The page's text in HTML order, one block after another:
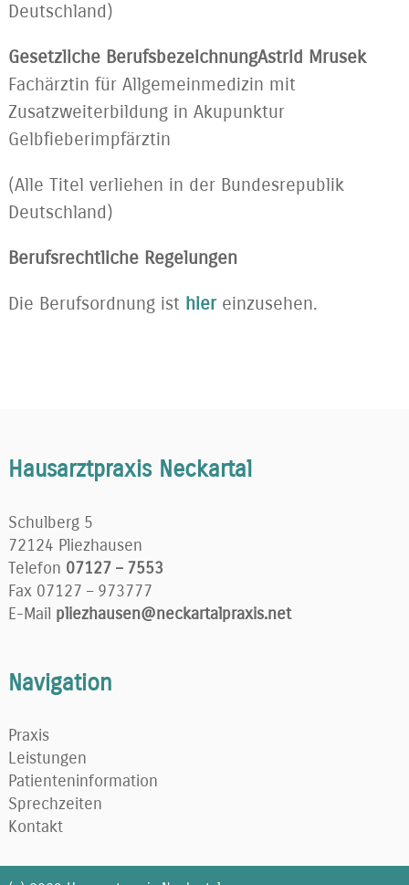
Deutschland)
Gesetzliche BerufsbezeichnungAstrid Mrusek
Fachärztin für Allgemeinmedizin mit
Zusatzweiterbildung in Akupunktur
Gelbfieberimpfärztin
(Alle Titel verliehen in der Bundesrepublik
Deutschland)
Berufsrechtliche Regelungen
Die Berufsordnung ist hiereinzusehen.
Hausarztpraxis Neckartal
Schulberg 5
72124 Pliezhausen
Telefon 07127 – 7553
Fax 07127 – 973777
E-Mail pliezhausen@neckartalpraxis.net
Navigation
Praxis
Leistungen
Patienteninformation
Sprechzeiten
Kontakt